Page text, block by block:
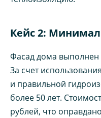
Кейс 2:
Фасад дома
За счет
и правильной
более 50 лет.
рублей, что